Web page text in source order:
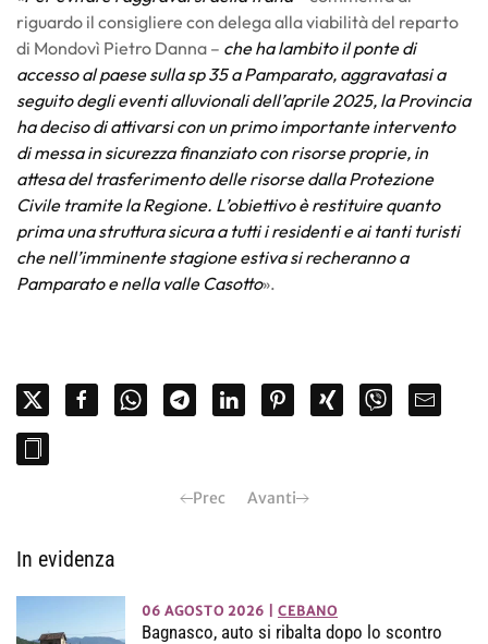
riguardo il consigliere con delega alla viabilità del reparto
di Mondovì Pietro Danna – che ha lambito il ponte di
accesso al paese sulla sp 35 a Pamparato, aggravatasi a
seguito degli eventi alluvionali dell’aprile 2025, la Provincia
ha deciso di attivarsi con un primo importante intervento
di messa in sicurezza finanziato con risorse proprie, in
attesa del trasferimento delle risorse dalla Protezione
Civile tramite la Regione. L’obiettivo è restituire quanto
prima una struttura sicura a tutti i residenti e ai tanti turisti
che nell’imminente stagione estiva si recheranno a
Pamparato e nella valle Casotto».
Prec Avanti
In evidenza
06 AGOSTO 2026 CEBANO
Bagnasco, auto si ribalta dopo lo scontro